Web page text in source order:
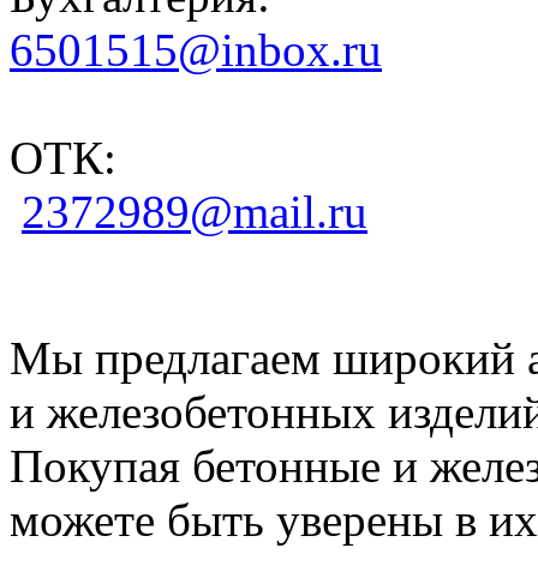
6501515@inbox.ru
ОТК:
2372989@mail.ru
Мы предлагаем широкий
и железобетонных
Покупая бетонные и
можете быть уверены в их